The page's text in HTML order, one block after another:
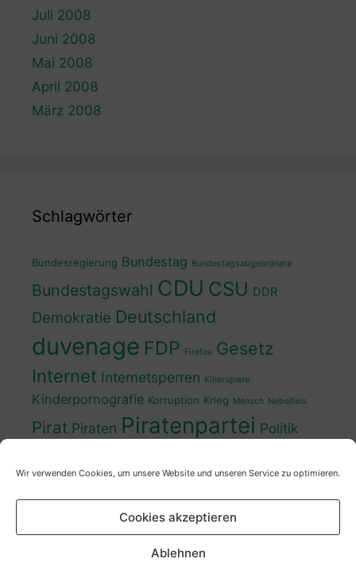
Wir verwenden Cookies, um unsere Website und unseren Service zu optimieren.
Cookies akzeptieren
Ablehnen
Juli 2008
Juni 2008
Mai 2008
April 2008
März 2008
Schlagwörter
Bundesregierung Bundestag Bundestagsabgeordnete
Bundestagswahl CDU CSU DDR
Demokratie Deutschland
duvenage FDP Firefox Gesetz
Internet Internetsperren Killerspiele
Kinderpornografie Korruption Krieg Mensch Nebelfels
Pirat Piraten Piratenpartei Politik
Wahlkampf Wahlprogramm Wähler
Zensur Zensursula Überwachung